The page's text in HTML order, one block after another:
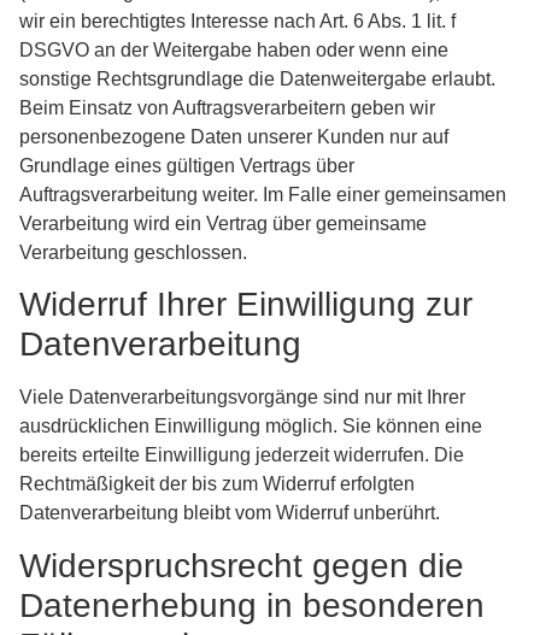
wir ein berechtigtes Interesse nach Art. 6 Abs. 1 lit. f
DSGVO an der Weitergabe haben oder wenn eine
sonstige Rechtsgrundlage die Datenweitergabe erlaubt.
Beim Einsatz von Auftragsverarbeitern geben wir
personenbezogene Daten unserer Kunden nur auf
Grundlage eines gültigen Vertrags über
Auftragsverarbeitung weiter. Im Falle einer gemeinsamen
Verarbeitung wird ein Vertrag über gemeinsame
Verarbeitung geschlossen.
Widerruf Ihrer Einwilligung zur
Datenverarbeitung
Viele Datenverarbeitungsvorgänge sind nur mit Ihrer
ausdrücklichen Einwilligung möglich. Sie können eine
bereits erteilte Einwilligung jederzeit widerrufen. Die
Rechtmäßigkeit der bis zum Widerruf erfolgten
Datenverarbeitung bleibt vom Widerruf unberührt.
Widerspruchsrecht gegen die
Datenerhebung in besonderen